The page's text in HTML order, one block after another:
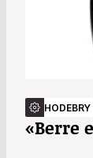
HODEBRY
«Berre